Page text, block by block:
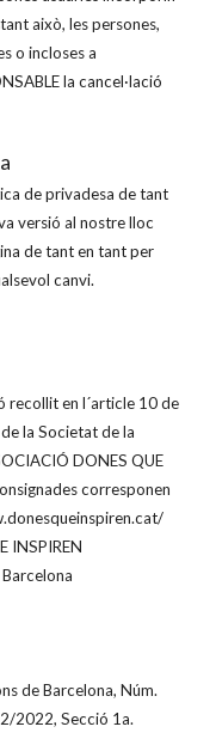
això, les persones,
o incloses a
la cancel·lació
de privadesa de tant
versió al nostre lloc
de tant en tant per
canvi.
recollit en l´article 10 de
la Societat de la
DONES QUE
corresponen
INSPIREN
de Barcelona, Núm.
2022, Secció 1a.